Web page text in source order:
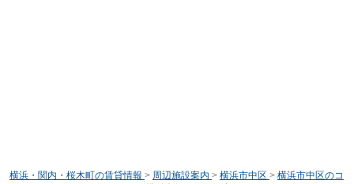
横浜・関内・桜木町の賃貸情報 > 周辺施設案内 > 横浜市中区 > 横浜市中区のコ